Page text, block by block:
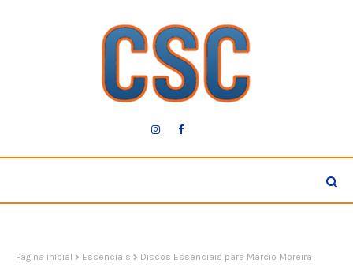
Página inicial Essenciais Discos Essenciais para Márcio Moreira